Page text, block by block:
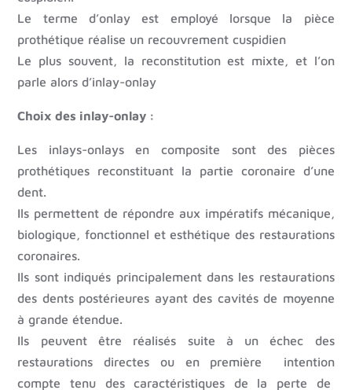
Le terme d’onlay est employé lorsque la pièce
prothétique réalise un recouvrement cuspidien
Le plus souvent, la reconstitution est mixte, et l’on
parle alors d’inlay-onlay
Choix des inlay-onlay :
Les inlays-onlays en composite sont des pièces
prothétiques reconstituant la partie coronaire d’une
dent.
Ils permettent de répondre aux impératifs mécanique,
biologique, fonctionnel et esthétique des restaurations
coronaires.
Ils sont indiqués principalement dans les restaurations
des dents postérieures ayant des cavités de moyenne
à grande étendue.
Ils peuvent être réalisés suite à un échec des
restaurations directes ou en première intention
compte tenu des caractéristiques de la perte de